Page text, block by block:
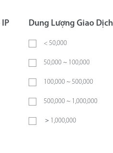
IP Dung Lượng Giao Dịch
< 50,000
50,000 ~ 100,000
100,000 ~ 500,000
500,000 ~ 1,000,000
＞1,000,000